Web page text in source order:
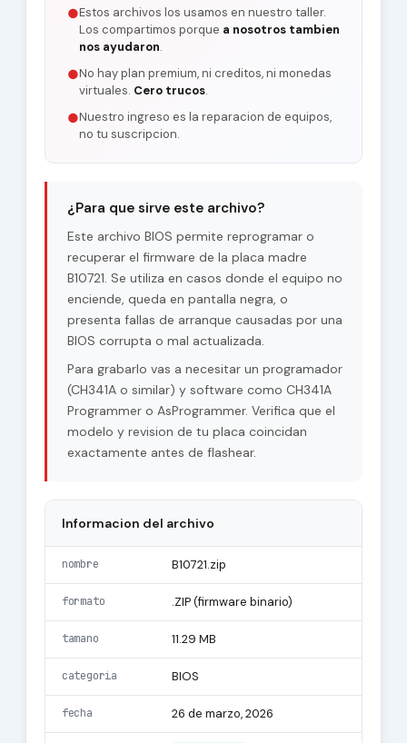
●Estos archivos los usamos en nuestro taller.
Los compartimos porque a nosotros tambien
nos ayudaron.
●No hay plan premium, ni creditos, ni monedas
virtuales. Cero trucos.
●Nuestro ingreso es la reparacion de equipos,
no tu suscripcion.
¿Para que sirve este archivo?
Este archivo BIOS permite reprogramar o
recuperar el firmware de la placa madre
B10721. Se utiliza en casos donde el equipo no
enciende, queda en pantalla negra, o
presenta fallas de arranque causadas por una
BIOS corrupta o mal actualizada.
Para grabarlo vas a necesitar un programador
(CH341A o similar) y software como CH341A
Programmer o AsProgrammer. Verifica que el
modelo y revision de tu placa coincidan
exactamente antes de flashear.
Informacion del archivo
nombre B10721.zip
formato .ZIP (firmware binario)
tamano 11.29 MB
categoria BIOS
fecha 26 de marzo, 2026